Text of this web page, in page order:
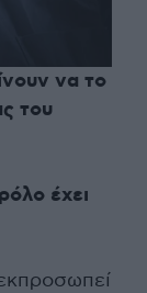
να το
του
έχει